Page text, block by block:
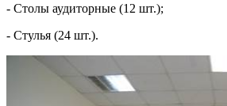
- Столы аудиторные (12 шт.);
- Стулья (24 шт.).